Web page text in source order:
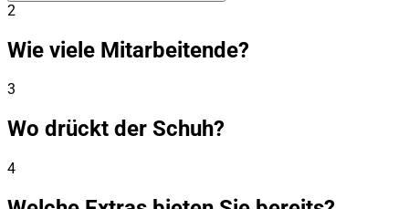
2
Wie viele Mitarbeitende?
3
Wo drückt der Schuh?
4